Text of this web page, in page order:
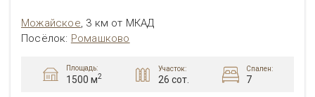
Можайское, 3 км от МКАД
Посёлок: Ромашково
Площадь:
1500 м2
Участок:
26 сот.
Спален:
7